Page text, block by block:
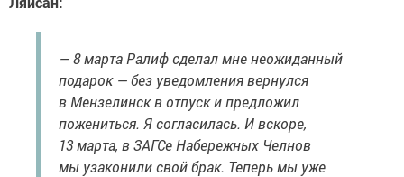
— 8 марта Ралиф сделал мне неожиданный
подарок — без уведомления вернулся
в Мензелинск в отпуск и предложил
пожениться. Я согласилась. И вскоре,
13 марта, в ЗАГСе Набережных Челнов
мы узаконили свой брак. Теперь мы уже